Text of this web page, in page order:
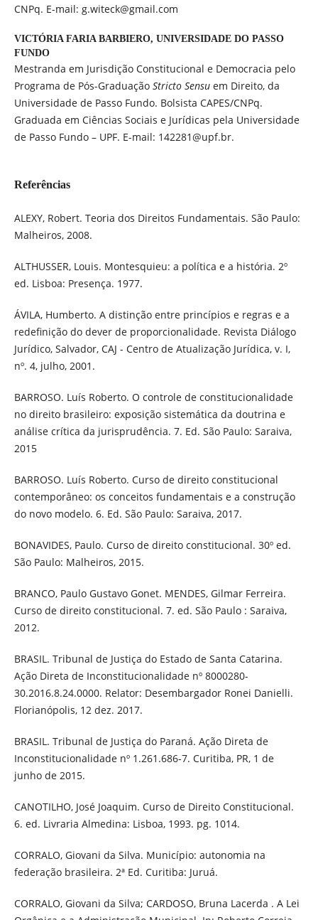
CNPq. E-mail: g.witeck@gmail.com
VICTÓRIA FARIA BARBIERO, UNIVERSIDADE DO PASSO
FUNDO
Mestranda em Jurisdição Constitucional e Democracia pelo
Programa de Pós-Graduação Stricto Sensu em Direito, da
Universidade de Passo Fundo. Bolsista CAPES/CNPq.
Graduada em Ciências Sociais e Jurídicas pela Universidade
de Passo Fundo – UPF. E-mail: 142281@upf.br.
Referências
ALEXY, Robert. Teoria dos Direitos Fundamentais. São Paulo:
Malheiros, 2008.
ALTHUSSER, Louis. Montesquieu: a política e a história. 2º
ed. Lisboa: Presença. 1977.
ÁVILA, Humberto. A distinção entre princípios e regras e a
redefinição do dever de proporcionalidade. Revista Diálogo
Jurídico, Salvador, CAJ - Centro de Atualização Jurídica, v. I,
nº. 4, julho, 2001.
BARROSO. Luís Roberto. O controle de constitucionalidade
no direito brasileiro: exposição sistemática da doutrina e
análise crítica da jurisprudência. 7. Ed. São Paulo: Saraiva,
2015
BARROSO. Luís Roberto. Curso de direito constitucional
contemporâneo: os conceitos fundamentais e a construção
do novo modelo. 6. Ed. São Paulo: Saraiva, 2017.
BONAVIDES, Paulo. Curso de direito constitucional. 30º ed.
São Paulo: Malheiros, 2015.
BRANCO, Paulo Gustavo Gonet. MENDES, Gilmar Ferreira.
Curso de direito constitucional. 7. ed. São Paulo : Saraiva,
2012.
BRASIL. Tribunal de Justiça do Estado de Santa Catarina.
Ação Direta de Inconstitucionalidade nº 8000280-
30.2016.8.24.0000. Relator: Desembargador Ronei Danielli.
Florianópolis, 12 dez. 2017.
BRASIL. Tribunal de Justiça do Paraná. Ação Direta de
Inconstitucionalidade nº 1.261.686-7. Curitiba, PR, 1 de
junho de 2015.
CANOTILHO, José Joaquim. Curso de Direito Constitucional.
6. ed. Livraria Almedina: Lisboa, 1993. pg. 1014.
CORRALO, Giovani da Silva. Município: autonomia na
federação brasileira. 2ª Ed. Curitiba: Juruá.
CORRALO, Giovani da Silva; CARDOSO, Bruna Lacerda . A Lei